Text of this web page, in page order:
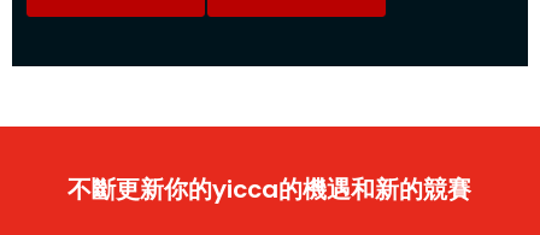
不斷更新你的yicca的機遇和新的競賽